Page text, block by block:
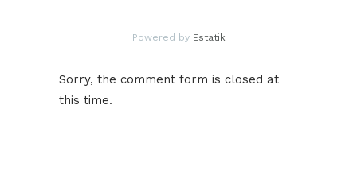
Powered by Estatik
Sorry, the comment form is closed at
this time.